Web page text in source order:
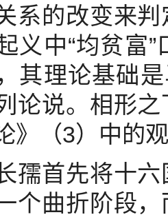
系的改变来
义中“均贫富
其理论基础
论说。相形
》（3）中的
首先将十六
个曲折阶段